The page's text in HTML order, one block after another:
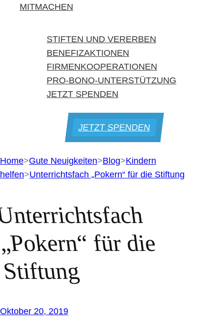
MITMACHEN
STIFTEN UND VERERBEN
BENEFIZAKTIONEN
FIRMENKOOPERATIONEN
PRO-BONO-UNTERSTÜTZUNG
JETZT SPENDEN
JETZT SPENDEN
Home>Gute Neuigkeiten>Blog>Kindern
helfen>Unterrichtsfach „Pokern“ für die Stiftung
für die
Stiftung
Oktober 20, 2019